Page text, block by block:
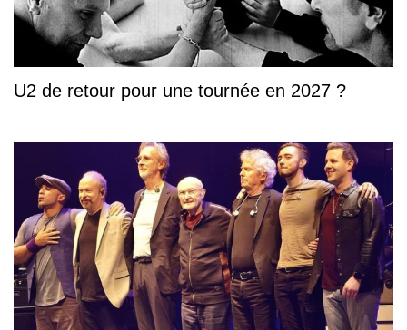
U2 de retour pour une tournée en 2027 ?